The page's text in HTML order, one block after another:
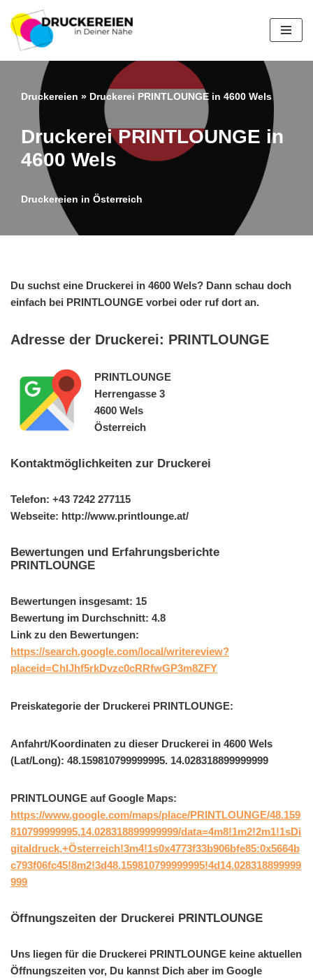
Zum
Inhalt
springen
Druckereien » Druckerei PRINTLOUNGE in 4600 Wels
Druckerei PRINTLOUNGE in
4600 Wels
Druckereien in Österreich
Du suchst eine Druckerei in 4600 Wels? Dann schau doch
einfach bei PRINTLOUNGE vorbei oder ruf dort an.
Adresse der Druckerei: PRINTLOUNGE
PRINTLOUNGE
Herrengasse 3
4600 Wels
Österreich
Kontaktmöglichkeiten zur Druckerei
Telefon: +43 7242 277115
Webseite: http://www.printlounge.at/
Bewertungen und Erfahrungsberichte
PRINTLOUNGE
Bewertungen insgesamt: 15
Bewertung im Durchschnitt: 4.8
Link zu den Bewertungen:
https://search.google.com/local/writereview?
placeid=ChIJhf5rkDvzc0cRRfwGP3m8ZFY
Preiskategorie der Druckerei PRINTLOUNGE:
Anfahrt/Koordinaten zu dieser Druckerei in 4600 Wels
(Lat/Long): 48.159810799999995. 14.028318899999999
PRINTLOUNGE auf Google Maps:
https://www.google.com/maps/place/PRINTLOUNGE/48.159
810799999995,14.028318899999999/data=4m8!1m2!2m1!1sDi
gitaldruck,+Österreich!3m4!1s0x4773f33b906bfe85:0x5664b
c793f06fc45!8m2!3d48.159810799999995!4d14.028318899999
999
Öffnungszeiten der Druckerei PRINTLOUNGE
Uns liegen für die Druckerei PRINTLOUNGE keine aktuellen
Öffnungszeiten vor, Du kannst Dich aber im Google